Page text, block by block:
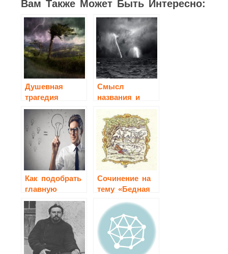
Вам Также Может Быть Интересно:
Душевная
трагедия
Катерины в
пьесе
Островского
«Гроза»
Смысл
названия и
символика
драмы гроза
сочинение
Как подобрать
главную
мысль
сочинения?
Сочинение на
тему «Бедная
Карамзина